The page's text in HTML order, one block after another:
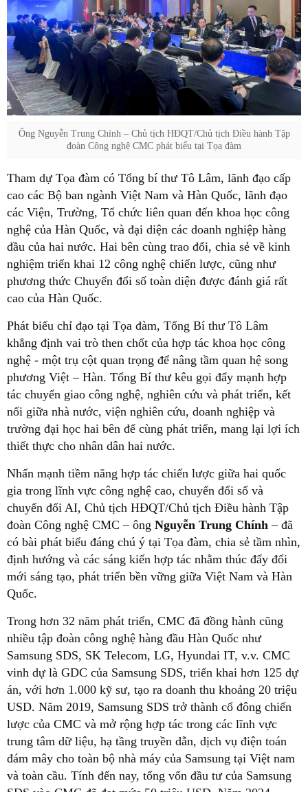
Ông Nguyễn Trung Chính – Chủ tịch HĐQT/Chủ tịch Điều hành Tập
đoàn Công nghệ CMC phát biểu tại Tọa đàm
Tham dự Tọa đàm có Tổng bí thư Tô Lâm, lãnh đạo cấp
cao các Bộ ban ngành Việt Nam và Hàn Quốc, lãnh đạo
các Viện, Trường, Tổ chức liên quan đến khoa học công
nghệ của Hàn Quốc, và đại diện các doanh nghiệp hàng
đầu của hai nước. Hai bên cùng trao đổi, chia sẻ về kinh
nghiệm triển khai 12 công nghệ chiến lược, cũng như
phương thức Chuyển đổi số toàn diện được đánh giá rất
cao của Hàn Quốc.
Phát biểu chỉ đạo tại Tọa đàm, Tổng Bí thư Tô Lâm
khẳng định vai trò then chốt của hợp tác khoa học công
nghệ - một trụ cột quan trọng để nâng tầm quan hệ song
phương Việt – Hàn. Tổng Bí thư kêu gọi đẩy mạnh hợp
tác chuyển giao công nghệ, nghiên cứu và phát triển, kết
nối giữa nhà nước, viện nghiên cứu, doanh nghiệp và
trường đại học hai bên để cùng phát triển, mang lại lợi ích
thiết thực cho nhân dân hai nước.
Nhấn mạnh tiềm năng hợp tác chiến lược giữa hai quốc
gia trong lĩnh vực công nghệ cao, chuyển đổi số và
chuyển đổi AI, Chủ tịch HĐQT/Chủ tịch Điều hành Tập
đoàn Công nghệ CMC – ông Nguyễn Trung Chính– đã
có bài phát biểu đáng chú ý tại Tọa đàm, chia sẻ tầm nhìn,
định hướng và các sáng kiến hợp tác nhằm thúc đẩy đổi
mới sáng tạo, phát triển bền vững giữa Việt Nam và Hàn
Quốc.
Trong hơn 32 năm phát triển, CMC đã đồng hành cũng
nhiều tập đoàn công nghệ hàng đầu Hàn Quốc như
Samsung SDS, SK Telecom, LG, Hyundai IT, v.v. CMC
vinh dự là GDC của Samsung SDS, triển khai hơn 125 dự
án, với hơn 1.000 kỹ sư, tạo ra doanh thu khoảng 20 triệu
USD. Năm 2019, Samsung SDS trở thành cổ đông chiến
lược của CMC và mở rộng hợp tác trong các lĩnh vực
trung tâm dữ liệu, hạ tầng truyền dẫn, dịch vụ điện toán
đám mây cho toàn bộ nhà máy của Samsung tại Việt nam
và toàn cầu. Tính đến nay, tổng vốn đầu tư của Samsung